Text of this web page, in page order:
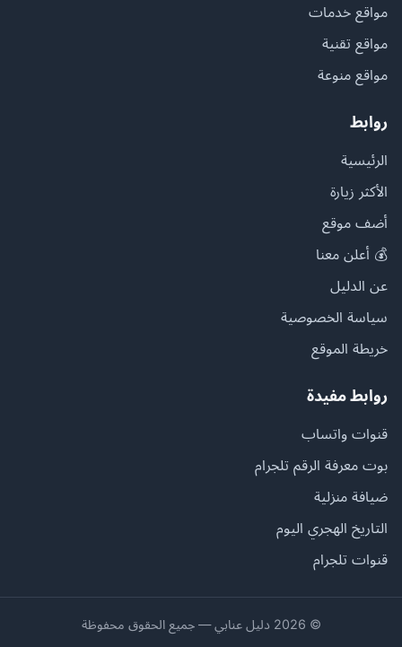
مواقع خدمات
مواقع تقنية
مواقع منوعة
روابط
الرئيسية
الأكثر زيارة
أضف موقع
💰 أعلن معنا
عن الدليل
سياسة الخصوصية
خريطة الموقع
روابط مفيدة
قنوات واتساب
بوت معرفة الرقم تلجرام
ضيافة منزلية
التاريخ الهجري اليوم
قنوات تلجرام
© 2026 دليل عنابي — جميع الحقوق محفوظة